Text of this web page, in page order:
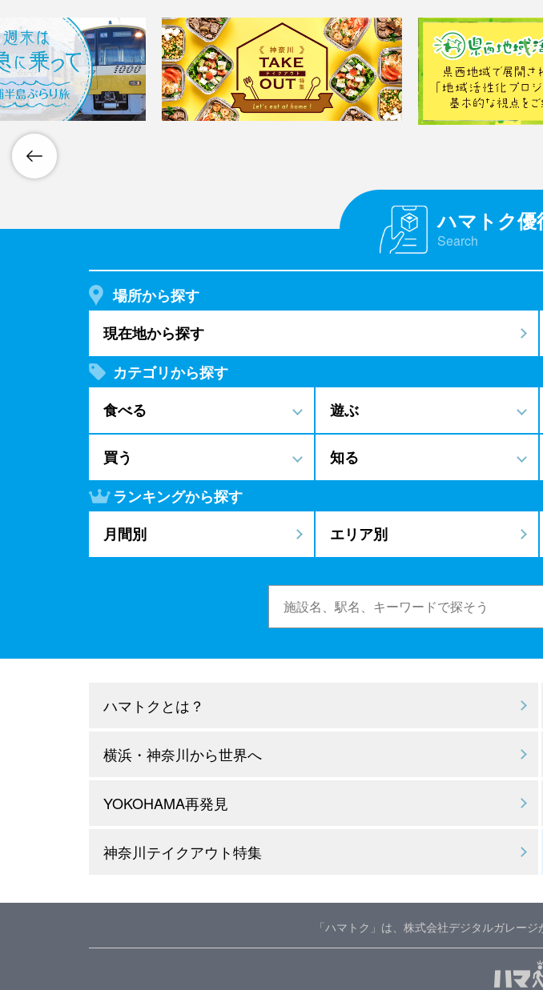
ハマトク優
Search
場所から探す
現在地から探す
カテゴリから探す
食べる
遊ぶ
買う 知る
ランキングから探す
月間別
エリア別
ハマトクとは？
横浜・神奈川から世界へ
YOKOHAMA再発見
神奈川テイクアウト特集
「ハマトク」は、株式会社デジタルガレー